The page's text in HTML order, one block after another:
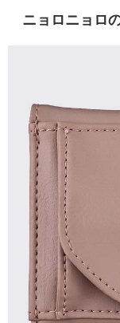
ニョロニョロ